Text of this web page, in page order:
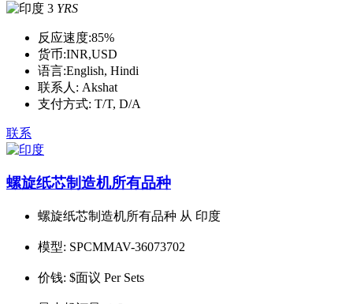
3 YRS
反应速度:85%
货币:INR,USD
语言:English, Hindi
联系人: Akshat
支付方式: T/T, D/A
联系
螺旋纸芯制造机所有品种
螺旋纸芯制造机所有品种 从 印度
模型: SPCMMAV-36073702
价钱: $面议 Per Sets